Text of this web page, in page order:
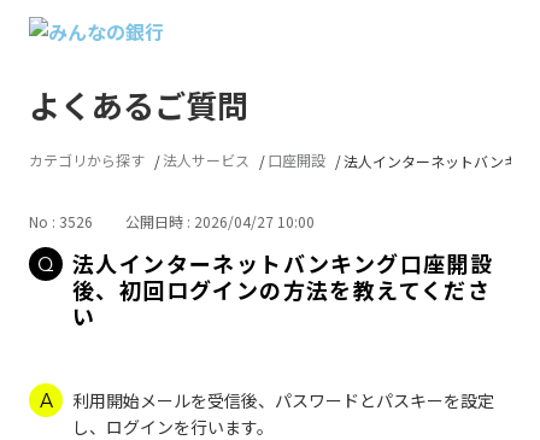
よくあるご質問
カテゴリから探す 法人サービス 口座開設 法人インターネットバンキン
No : 3526 公開日時 : 2026/04/27 10:00
法人インターネットバンキング口座開設
後、初回ログインの方法を教えてくださ
い
利用開始メールを受信後、パスワードとパスキーを設定
し、ログインを行います。